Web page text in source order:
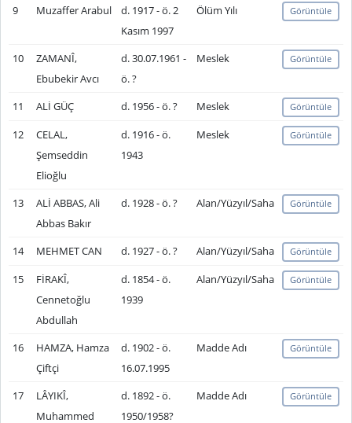
9 Muzaffer Arabul
d. 1917 - ö. 2
Kasım 1997
Ölüm Yılı Görüntüle
10
ZAMANÎ,
Ebubekir Avcı
d. 30.07.1961 -
ö. ?
Meslek Görüntüle
11 ALİ GÜÇ d. 1956 - ö. ? Meslek Görüntüle
12
CELAL,
Şemseddin
Elioğlu
d. 1916 - ö.
1943
Meslek Görüntüle
13
ALİ ABBAS, Ali
Abbas Bakır
d. 1928 - ö. ? Alan/Yüzyıl/Saha Görüntüle
14 MEHMET CAN d. 1927 - ö. ? Alan/Yüzyıl/Saha Görüntüle
15
FİRAKÎ,
Cennetoğlu
Abdullah
d. 1854 - ö.
1939
Alan/Yüzyıl/Saha Görüntüle
16
HAMZA, Hamza
Çiftçi
d. 1902 - ö.
16.07.1995
Madde Adı Görüntüle
17
LÂYIKÎ,
Muhammed
d. 1892 - ö.
1950/1958?
Madde Adı Görüntüle